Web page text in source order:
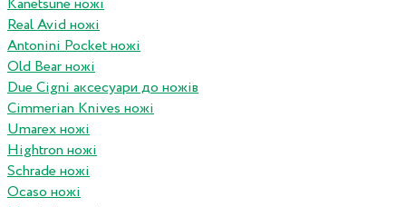
Kanetsune ножі
Real Avid ножі
Antonini Pocket ножі
Old Bear ножі
Due Cigni аксесуари до ножів
Cimmerian Knives ножі
Umarex ножі
Hightron ножі
Schrade ножі
Ocaso ножі